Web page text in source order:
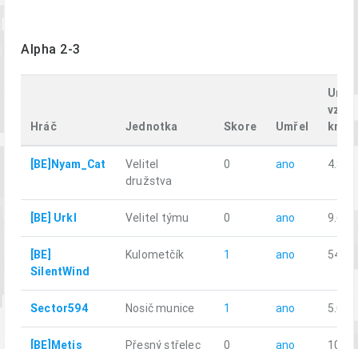
Alpha 2-3
Hráč Jednotka Skore Umřel
km
[BE]Nyam_Cat
Velitel
družstva
0 ano 4.85
[BE] Urkl Velitel týmu 0 ano 9.69
[BE]
SilentWind
Kulometčík 1 ano 54.47
Sector594 Nosič munice 1 ano 5.05
[BE]Metis Přesný střelec 0 ano 10.71